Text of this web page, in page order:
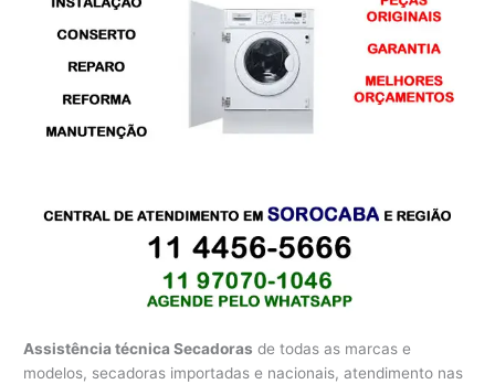
Assistência técnica Secadoras de todas as marcas e
modelos, secadoras importadas e nacionais, atendimento nas